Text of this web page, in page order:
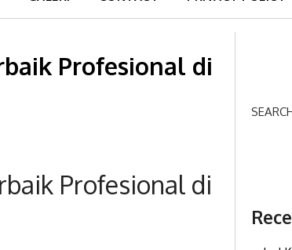
Profesional di
Profesional di